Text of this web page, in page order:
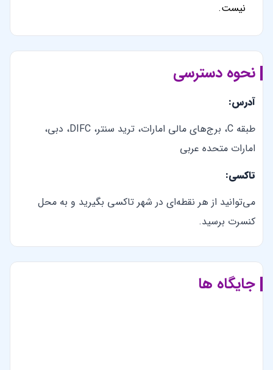
نیست.
نحوه دسترسی
آدرس:
طبقه C، برج‌های مالی امارات، ترید سنتر، DIFC، دبی،
امارات متحده عربی
تاکسی:
می‌توانید از هر نقطه‌ای در شهر تاکسی بگیرید و به محل
کنسرت برسید.
جایگاه ها